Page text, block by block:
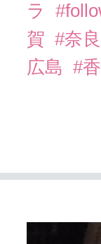
ラ
賀 #奈良
広島
#